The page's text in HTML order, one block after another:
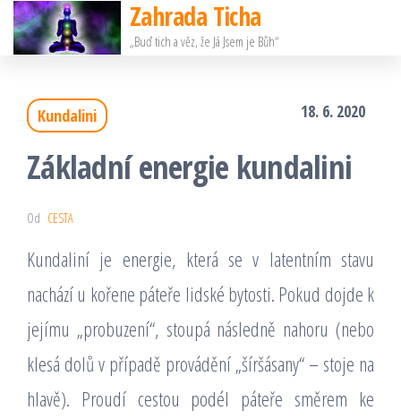
Přeskočit
na
Zahrada Ticha
„Buď tich a věz, že Já Jsem je Bůh“
Kundalini 18. 6. 2020
Základní energie kundalini
Od CESTA
Kundaliní je energie, která se v latentním stavu
nachází u kořene páteře lidské bytosti. Pokud dojde k
jejímu „probuzení“, stoupá následně nahoru (nebo
klesá dolů v případě provádění „šíršásany“ – stoje na
hlavě). Proudí cestou podél páteře směrem ke